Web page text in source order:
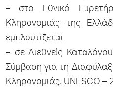
– στο Εθνικό
Κληρονομιάς της
εμπλουτίζεται
– σε Διεθνείς
Σύμβαση για τη
Κληρονομιάς, UNESCO –